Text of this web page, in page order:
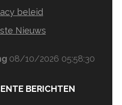
beleid
Nieuws
08/10/2026 05:58:30
BERICHTEN